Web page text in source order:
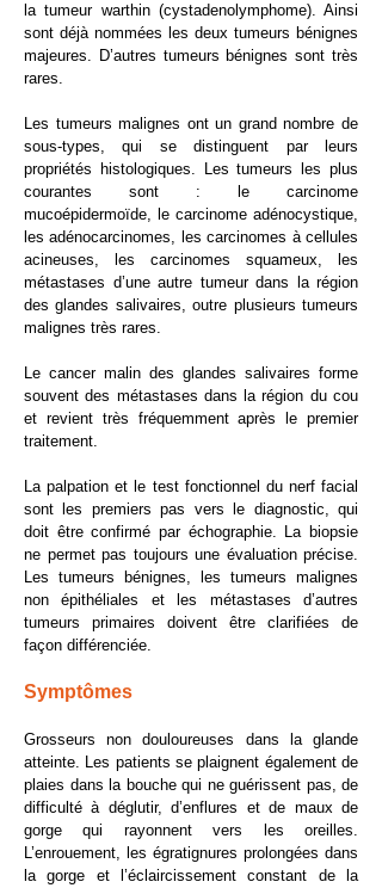
la tumeur warthin (cystadenolymphome). Ainsi
sont déjà nommées les deux tumeurs bénignes
majeures. D’autres tumeurs bénignes sont très
rares.
​Les tumeurs malignes ont un grand nombre de
sous-types, qui se distinguent par leurs
propriétés histologiques. Les tumeurs les plus
courantes sont : le carcinome
mucoépidermoïde, le carcinome adénocystique,
les adénocarcinomes, les carcinomes à cellules
acineuses, les carcinomes squameux, les
métastases d’une autre tumeur dans la région
des glandes salivaires, outre plusieurs tumeurs
malignes très rares.
​Le cancer malin des glandes salivaires forme
souvent des métastases dans la région du cou
et revient très fréquemment après le premier
traitement.
La palpation et le test fonctionnel du nerf facial
sont les premiers pas vers le diagnostic, qui
doit être confirmé par échographie. La biopsie
ne permet pas toujours une évaluation précise.
Les tumeurs bénignes, les tumeurs malignes
non épithéliales et les métastases d’autres
tumeurs primaires doivent être clarifiées de
façon différenciée.
Symptômes
​Grosseurs non douloureuses dans la glande
atteinte. Les patients se plaignent également de
plaies dans la bouche qui ne guérissent pas, de
difficulté à déglutir, d’enflures et de maux de
gorge qui rayonnent vers les oreilles.
L’enrouement, les égratignures prolongées dans
la gorge et l’éclaircissement constant de la